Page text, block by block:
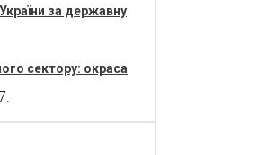
за державну
сектору: окраса